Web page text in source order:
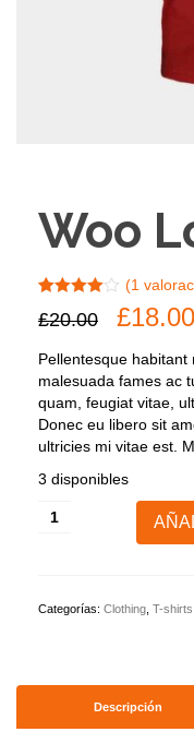
Woo
con4.00
base a
valoración
de un
cliente
(1
£20.00 El
era:
£18.00
Pellentesque
malesuada fames ac
quam, feugiat vitae,
Donec eu libero sit
ultricies mi vitae est.
3 disponibles
Woo
Categorías: Clothing T-shirts
Descripción